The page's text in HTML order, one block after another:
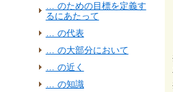
… のための目標を定義す
るにあたって
… の代表
… の大部分において
… の近く
… の知識